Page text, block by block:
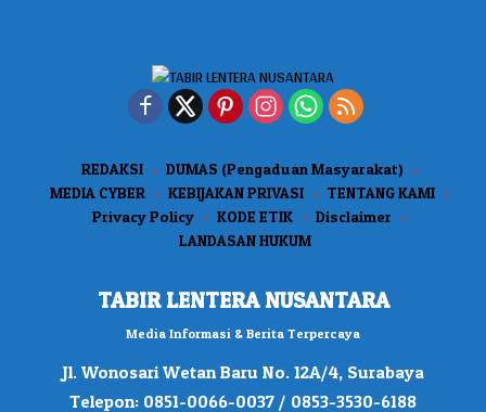
REDAKSI
DUMAS (Pengaduan Masyarakat)
MEDIA CYBER
KEBIJAKAN PRIVASI
TENTANG KAMI
Privacy Policy
KODE ETIK
Disclaimer
LANDASAN HUKUM
TABIR LENTERA NUSANTARA
Media Informasi & Berita Terpercaya
Jl. Wonosari Wetan Baru No. 12A/4, Surabaya
Telepon: 0851-0066-0037 / 0853-3530-6188